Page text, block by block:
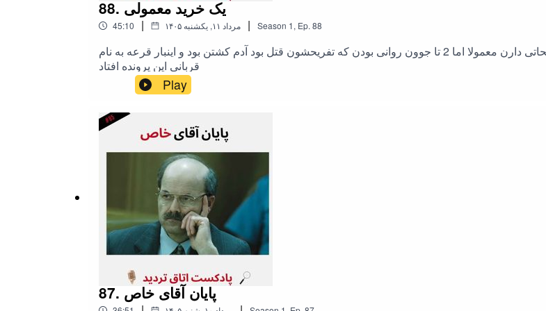
88. یک خرید معمولی
45:10 | ۱۴۰۵ مرداد ۱۱, یکشنبه | Season 1, Ep. 88
تفریح شما چیه ؟ شنا ؟ بازی کردن ؟ کار ؟ سینما؟همه همچین تفریحاتی دارن معمولا اما 2 تا جوون روانی بودن که تفریحشون قتل بود آدم کشتن بود و اینبار قرعه به نام
قربانی این پرونده افتاد
Play
87. پایان آقای خاص